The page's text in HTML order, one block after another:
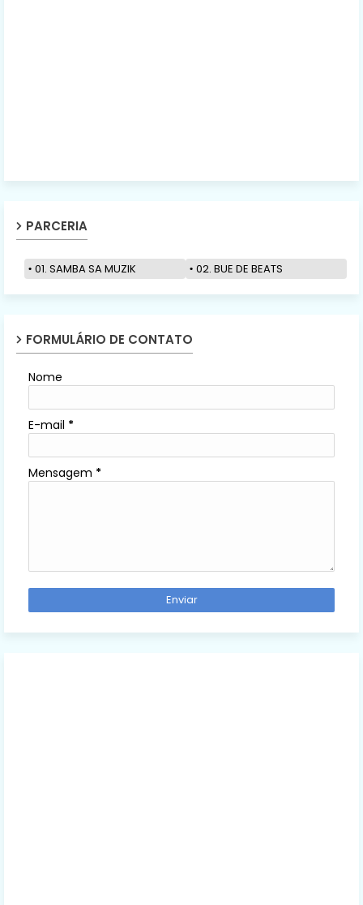
PARCERIA
01. SAMBA SA MUZIK 02. BUE DE BEATS
FORMULÁRIO DE CONTATO
Nome
E-mail *
Mensagem *